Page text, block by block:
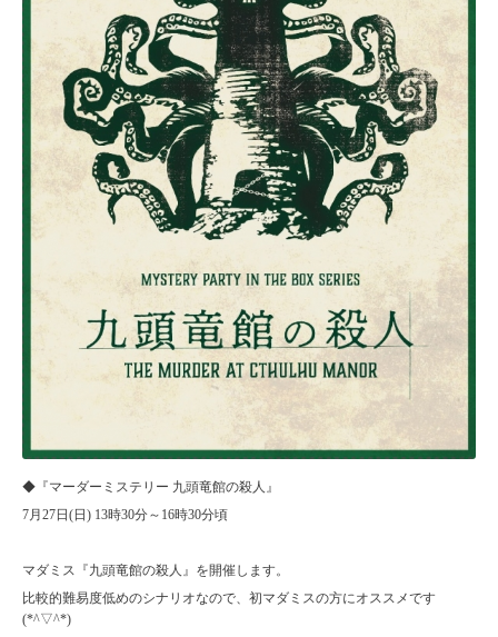
◆『マーダーミステリー 九頭竜館の殺人』
7月27日(日) 13時30分～16時30分頃
マダミス『九頭竜館の殺人』を開催します。
比較的難易度低めのシナリオなので、初マダミスの方にオススメです
(*^▽^*)